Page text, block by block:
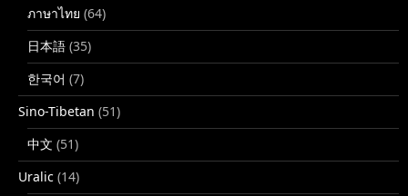
ภาษาไทย (64)
日本語 (35)
한국어 (7)
Sino-Tibetan (51)
中文 (51)
Uralic (14)